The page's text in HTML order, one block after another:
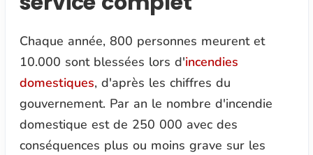
Chaque année, 800 personnes meurent et
10.000 sont blessées lors d'incendies
domestiques, d'après les chiffres du
gouvernement. Par an le nombre d'incendie
domestique est de 250 000 avec des
conséquences plus ou moins grave sur les